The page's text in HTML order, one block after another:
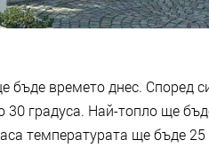
времето днес. Според
30 градуса. Най-топло ще
температурата ще бъде